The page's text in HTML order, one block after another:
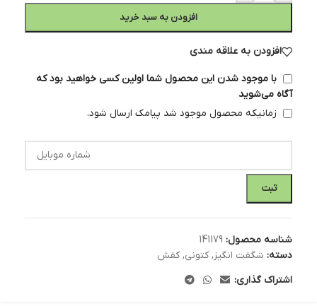
افزودن به سبد خرید
افزودن به علاقه مندی
با موجود شدن این محصول شما اولین کسی خواهید بود که
آگاه می‌شوید
زمانیکه محصول موجود شد پیامک ارسال شود.
ثبت
شناسه محصول: 141179
دسته: شگفت انگیز, کتونی, کفش
اشتراک گذاری: